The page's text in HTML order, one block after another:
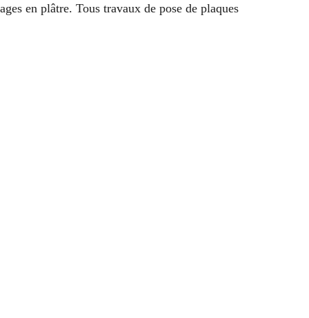
en plâtre. Tous travaux de pose de plaques